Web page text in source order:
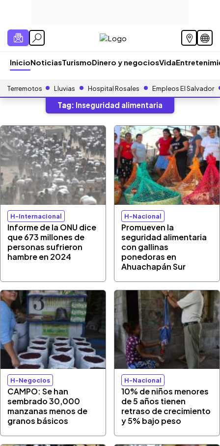
InicioNoticiasTurismoDinero y negociosVida
Terremotos Lluvias Hospital Rosales Empleos El Salvador
Tag: Inseguridad alimentaria
H-Internacional
Informe de la ONU dice
que 673 millones de
personas sufrieron
hambre en 2024
H-Nacional
Promueven la
seguridad alimentaria
con gallinas
ponedoras en
Ahuachapán Sur
H-Negocios
CAMPO: Se han
sembrado 30,000
manzanas menos de
granos básicos
H-Nacional
10% de niños menores
de 5 años tienen
retraso de crecimiento
y 5% bajo peso